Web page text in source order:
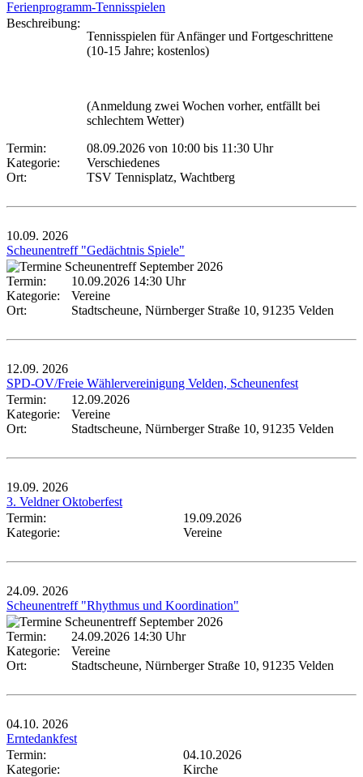
Ferienprogramm-Tennisspielen
Beschreibung:
Tennisspielen für Anfänger und Fortgeschrittene
(10-15 Jahre; kostenlos)
(Anmeldung zwei Wochen vorher, entfällt bei
schlechtem Wetter)
Termin:
08.09.2026 von 10:00 bis 11:30 Uhr
Kategorie:
Verschiedenes
Ort:
TSV Tennisplatz, Wachtberg
10.09. 2026
Scheunentreff "Gedächtnis Spiele"
Termin:
10.09.2026 14:30 Uhr
Kategorie:
Vereine
Ort:
Stadtscheune, Nürnberger Straße 10, 91235 Velden
12.09. 2026
SPD-OV/Freie Wählervereinigung Velden, Scheunenfest
Termin:
12.09.2026
Kategorie:
Vereine
Ort:
Stadtscheune, Nürnberger Straße 10, 91235 Velden
19.09. 2026
3. Veldner Oktoberfest
Termin:
19.09.2026
Kategorie:
Vereine
24.09. 2026
Scheunentreff "Rhythmus und Koordination"
Termin:
24.09.2026 14:30 Uhr
Kategorie:
Vereine
Ort:
Stadtscheune, Nürnberger Straße 10, 91235 Velden
04.10. 2026
Erntedankfest
Termin:
04.10.2026
Kategorie:
Kirche